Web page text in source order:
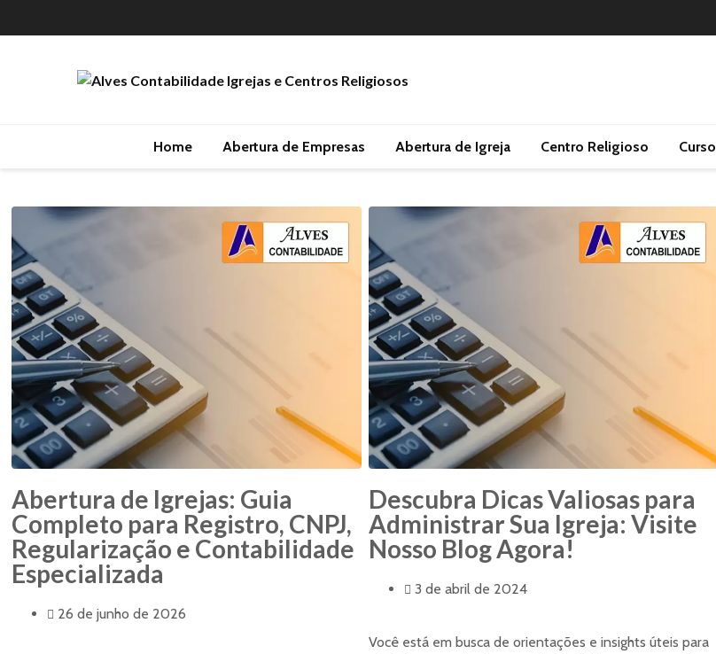
Home Abertura de Empresas Abertura de Igreja Centro Religioso
Abertura de Igrejas: Guia
Completo para Registro, CNPJ,
Regularização e Contabilidade
Especializada
26 de junho de 2026
Descubra Dicas Valiosas para
Administrar Sua Igreja: Visite
Nosso Blog Agora!
3 de abril de 2024
Você está em busca de orientações e insights úteis para